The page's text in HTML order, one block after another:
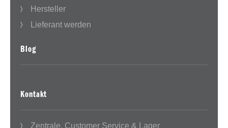
Hersteller
Lieferant werden
Blog
Kontakt
Zentrale, Customer Service & Lager